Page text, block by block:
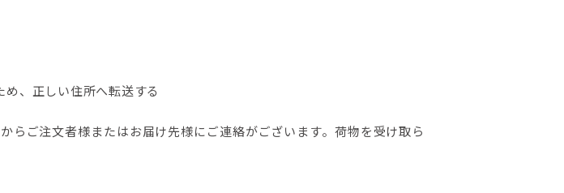
、正しい住所へ転送する
らご注文者様またはお届け先様にご連絡がございます。荷物を受け取ら